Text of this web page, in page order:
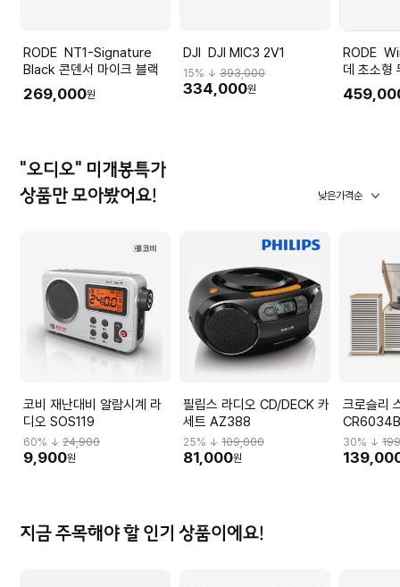
RODE NT1-Signature
Black 콘덴서 마이크 블랙
269,000원
DJI DJI MIC3 2V1
15% ↓393,000
334,000원
RODE Wireless PRO 로
데 초소형
"오디오" 미개봉특가
상품만 모아봤어요!
낮은가격순
코비 재난대비 알람시계 라
디오 SOS119
60% ↓ 24,900
9,900원
필립스 라디오 CD/DECK 카
세트 AZ388
25% ↓109,000
81,000원
크로슬리
30% ↓
지금 주목해야 할 인기 상품이에요!